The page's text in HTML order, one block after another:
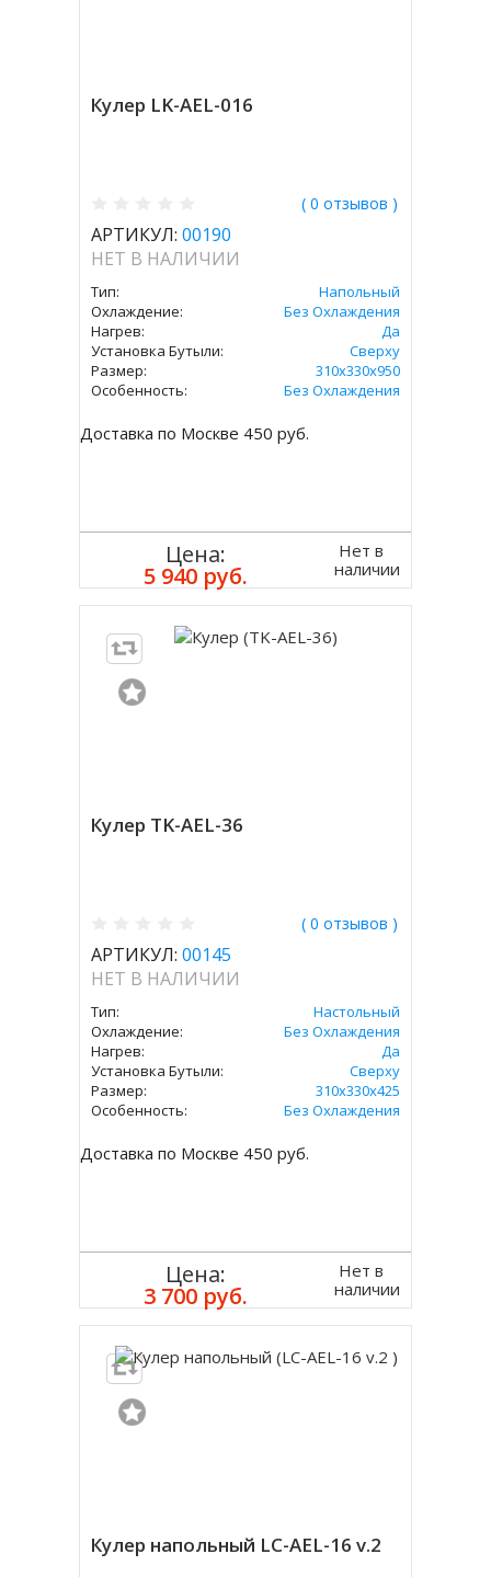
Кулер LK-AEL-016
( 0 отзывов )
АРТИКУЛ: 00190
НЕТ В НАЛИЧИИ
Тип:
Напольный
Охлаждение:
Без Охлаждения
Нагрев:
Да
Установка Бутыли:
Сверху
Размер:
310х330х950
Особенность:
Без Охлаждения
Доставка по Москве 450 руб.
Цена:
5 940 руб.
Нет в
наличии
Кулер TK-AEL-36
( 0 отзывов )
АРТИКУЛ: 00145
НЕТ В НАЛИЧИИ
Тип:
Настольный
Охлаждение:
Без Охлаждения
Нагрев:
Да
Установка Бутыли:
Сверху
Размер:
310х330х425
Особенность:
Без Охлаждения
Доставка по Москве 450 руб.
Цена:
3 700 руб.
Нет в
наличии
Кулер напольный LC-AEL-16 v.2